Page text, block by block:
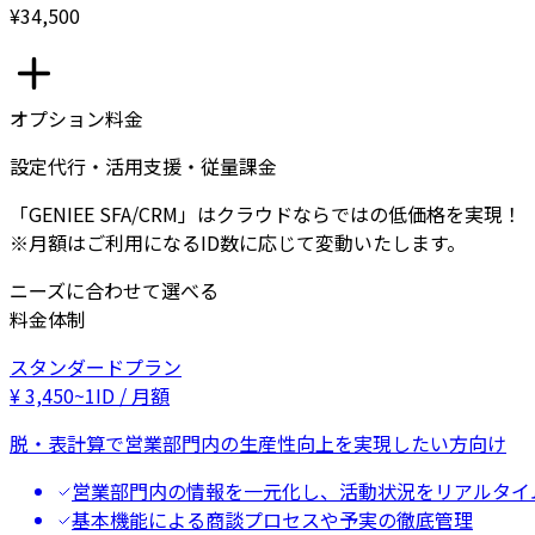
¥34,500
オプション料金
設定代行・活用支援・従量課金
「GENIEE SFA/CRM」はクラウドならではの低価格を実現！
※月額はご利用になるID数に応じて変動いたします。
ニーズに合わせて選べる
料金体制
スタンダードプラン
¥3,450~1ID / 月額
脱・表計算で営業部門内の生産性向上を実現したい方向け
営業部門内の情報を一元化し、活動状況をリアルタ
基本機能による商談プロセスや予実の徹底管理